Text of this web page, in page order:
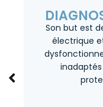
Son but est
électrique